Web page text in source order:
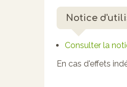
Notice
Consulter la
En cas d'effets